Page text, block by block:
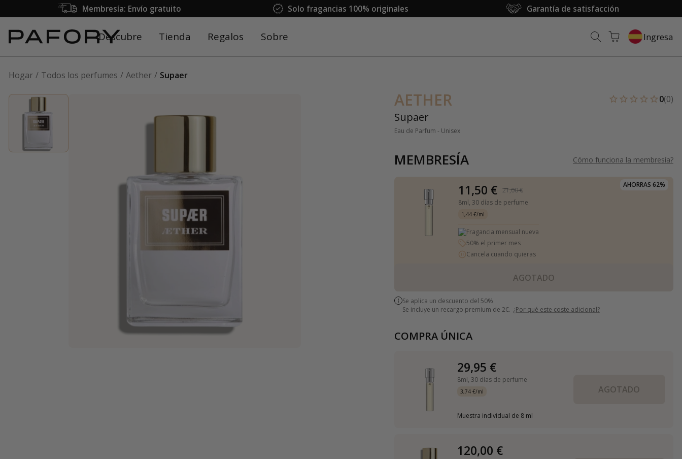
Membresía: Envío gratuito Solo fragancias 100% originales Garantía de satisfacción
Descubre Tienda Regalos Sobre Ingresa
Hogar Todos los perfumes Aether Supaer
AETHER
Supaer
Eau de Parfum - Unisex
0(0)
MEMBRESÍA Cómo funciona la membresía?
AHORRAS 62%
11,50 €
21,00 €
8ml, 30 días de perfume
1,44 €/ml
Fragancia mensual nueva
50% el primer mes
Cancela cuando quieras
AGOTADO
Se aplica un descuento del 50%
Se incluye un recargo premium de 2€. ¿Por qué este coste adicional?
COMPRA ÚNICA
29,95 €
8ml, 30 días de perfume
3,74 €/ml
Muestra individual de 8 ml
AGOTADO
120,00 €